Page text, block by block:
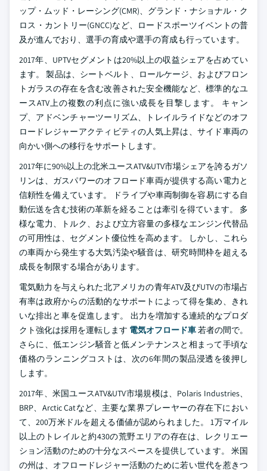
ップ・ムッド・レーシング(CMR)、グランド・ナショナル・ク
ロス・カントリー(GNCC)など、ロードスポーツイベントの普
及が進んでおり、選手の育成や選手の育成も行っています。
2017年、UPTVセグメントは20%以上の収益シェアを占めてい
ます。 製品は、シートベルト、ロールケージ、およびフロン
トガラスの存在を含む改善された安全機能など、標準的なユ
ースATV上の複数の利点に強い成長を目撃します。 キャン
プ、アドベンチャーツーリズム、トレイルライドなどのオフ
ロードレジャーアクティビティの人気上昇は、サイド車両の
向かい側への移行をサポートします。
2017年に90%以上の北米ユースATV&UTV市場シェアを誇るガソ
リンは、ガスパワーのオフロード車両が提供する高い電力と
信頼性を備えています。 ドライブや車両制御を容易にする自
動伝送を含む技術の革新を経ることは牽引を得ています。 多
様な電力、トルク、および立方容量の多様なエンジン代替品
の可用性は、セグメント優位性を高めます。 しかし、これら
の車両から発生する大気汚染や騒音は、研究時間枠を超える
成長を制限する場合があります。
電気動力を与えられた北アメリカの青年ATV及びUTVの市場占
有率は政府からの活動的なサポートによって得を集め、きれ
いな排出と車を促進します。 出力を増加する連続的なプロダ
クト強化は採用を運転します 電気オフロード車若者の間で。
さらに、低エンジン騒音と低メンテナンスと相まって手頃な
価格のランニングコストは、次の6年間の製品浸透を後押し
します。
2017年、米国ユースATV&UTV市場規模は、Polaris Industries、
BRP、Arctic Catなど、主要な業界プレーヤーの存在下におい
て、200万米ドルを超える価値が認められました。 1万マイル
以上のトレイルと約430の荒野エリアの存在は、レクリエー
ション活動のための十分なスペースを提供しています。 米国
の州は、オフロードレジャー活動のために若い世代を惹きつ